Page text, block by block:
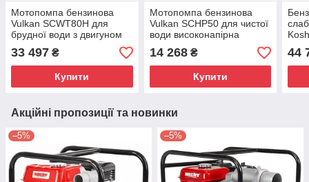
Мотопомпа бензинова
Vulkan SCWT80H для
брудної води з двигуном
Honda GX 200
33 497 ₴
Купити
Мотопомпа бензинова
Vulkan SCHP50 для чистої
води високонапірна
(SCHP50)
14 268₴
Купити
44
Акційні пропозиції та новинки
–5% –5%